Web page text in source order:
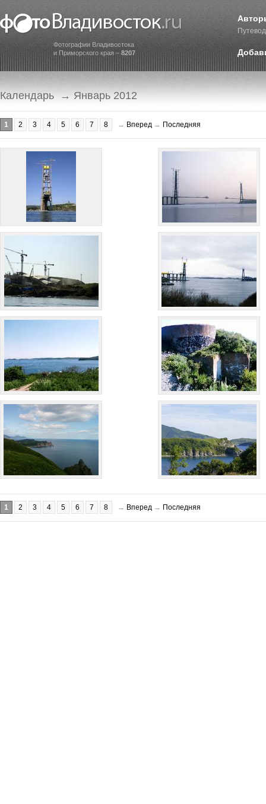
Фотографии Владивостока
и Приморского края – 8207
Календарь → Январь 2012
1 2 3 4 5 6 7 8 → Вперед → Последняя
1 2 3 4 5 6 7 8 → Вперед → Последняя